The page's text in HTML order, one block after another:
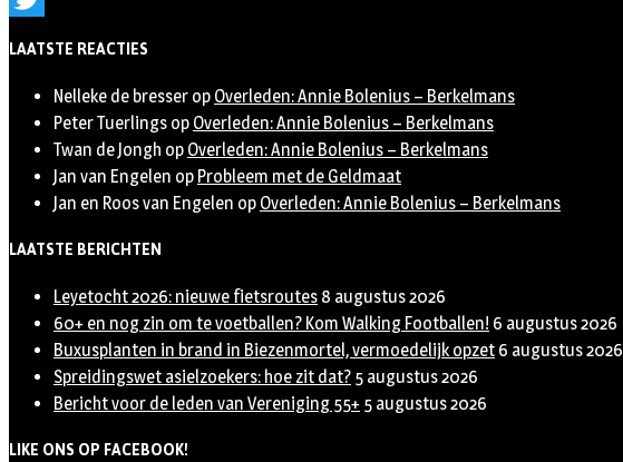
LAATSTE REACTIES
Nelleke de bresser op Overleden: Annie Bolenius – Berkelmans
Peter Tuerlings op Overleden: Annie Bolenius – Berkelmans
Twan de Jongh op Overleden: Annie Bolenius – Berkelmans
Jan van Engelen op Probleem met de Geldmaat
Jan en Roos van Engelen op Overleden: Annie Bolenius – Berkelmans
LAATSTE BERICHTEN
Leyetocht 2026: nieuwe fietsroutes 8 augustus 2026
60+ en nog zin om te voetballen? Kom Walking Footballen! 6 augustus 2026
Buxusplanten in brand in Biezenmortel, vermoedelijk opzet 6 augustus 2026
Spreidingswet asielzoekers: hoe zit dat? 5 augustus 2026
Bericht voor de leden van Vereniging 55+ 5 augustus 2026
LIKE ONS OP FACEBOOK!